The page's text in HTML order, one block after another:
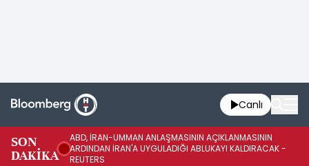
Canlı
SON
DAKİKA
ABD, İRAN-UMMAN ANLAŞMASININ AÇIKLANMASININ
ARDINDAN İRAN'A UYGULADIĞI ABLUKAYI KALDIRACAK -
REUTERS